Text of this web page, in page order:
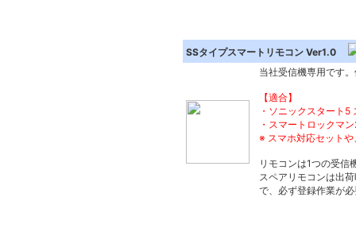
SSタイプスマートリモコン Ver1.0
当社受信機専用です
【適合】
・ソニックスタート
・スマートロックマ
※ スマホ対応セット
リモコンは1つの受信
スペアリモコンは出
で、必ず登録作業が